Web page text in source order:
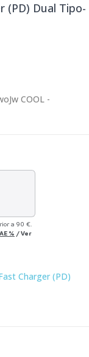
(PD) Dual Tipo-
COOL -
a 90 €.
% /Ver
Charger (PD)